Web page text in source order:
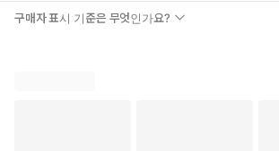
구매자 표시 기준은 무엇인가요?